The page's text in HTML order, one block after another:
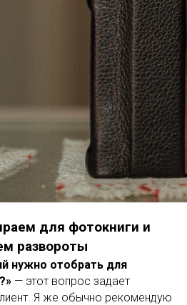
для фотокниги и
развороты
нужно отобрать для
— этот вопрос задает
Я же обычно рекомендую